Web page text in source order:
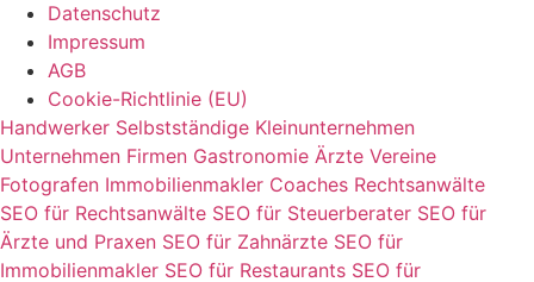
Datenschutz
Impressum
AGB
Cookie-Richtlinie (EU)
Handwerker Selbstständige Kleinunternehmen
Unternehmen Firmen Gastronomie Ärzte Vereine
Fotografen Immobilienmakler Coaches Rechtsanwälte
SEO für Rechtsanwälte SEO für Steuerberater SEO für
Ärzte und Praxen SEO für Zahnärzte SEO für
Immobilienmakler SEO für Restaurants SEO für